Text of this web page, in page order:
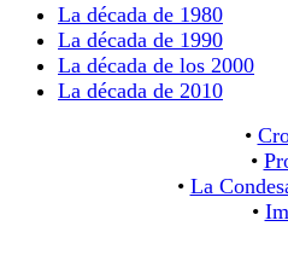
La década de 1980
La década de 1990
La década de los 2000
La década de 2010
•
•
• La
•